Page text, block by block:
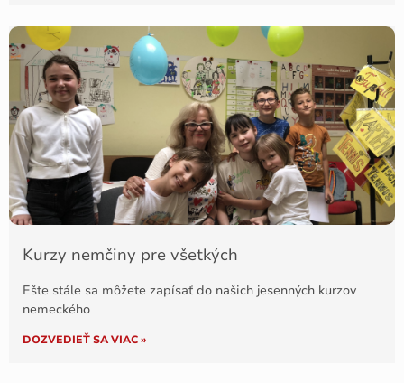
Kurzy nemčiny pre všetkých
Ešte stále sa môžete zapísať do našich jesenných kurzov
nemeckého
DOZVEDIEŤ SA VIAC »